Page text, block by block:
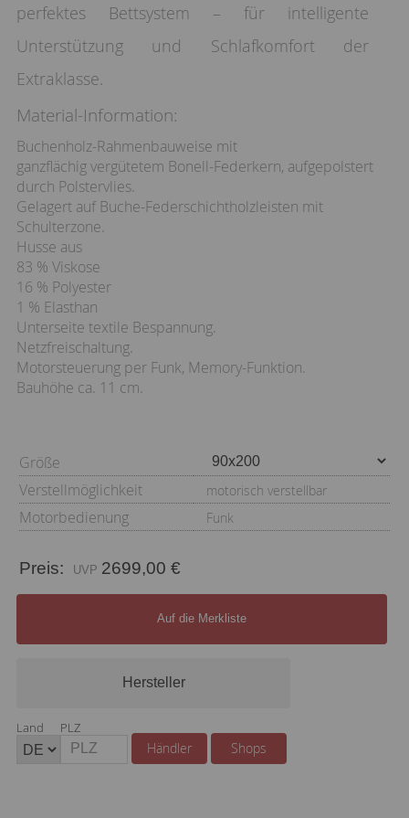
perfektes Bettsystem – für intelligente
Unterstützung und Schlafkomfort der
Extraklasse.
Material-Information:
Buchenholz-Rahmenbauweise mit
ganzflächig vergütetem Bonell-Federkern, aufgepolstert
durch Polstervlies.
Gelagert auf Buche-Federschichtholzleisten mit
Schulterzone.
Husse aus
83 % Viskose
16 % Polyester
1 % Elasthan
Unterseite textile Bespannung.
Netzfreischaltung.
Motorsteuerung per Funk, Memory-Funktion.
Bauhöhe ca. 11 cm.
Größe
Verstellmöglichkeit
motorisch verstellbar
Motorbedienung Funk
Preis: 2699,00 €
Auf die Merkliste
Hersteller
Land PLZ
Händler Shops